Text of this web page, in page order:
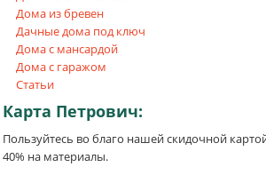
Дома из бревен
Дачные дома под ключ
Дома с мансардой
Дома с гаражом
Статьи
Карта Петрович:
Пользуйтесь во благо нашей скидочной
40% на материалы.